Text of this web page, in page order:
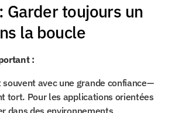
Garder toujours un
la boucle
:
souvent avec une grande confiance—
tort. Pour les applications orientées
dans des environnements